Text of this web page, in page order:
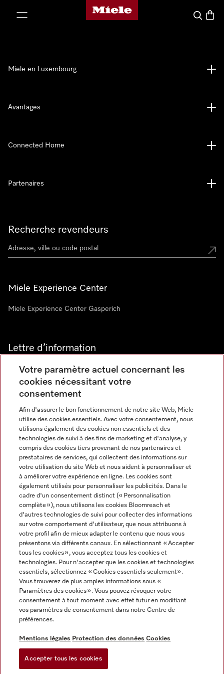
Page d'accueil de Miele
Panier
Recherche revendeurs
Miele Experience Center
Miele Experience Center Gasperich
Lettre d’information
Langue
FRANCAIS
Miele en Luxembourg
Avantages
Connected Home
Partenaires
Informations légales
CGV
Conditions d’utilisation
Déclaration d'accessibilité
Digital Services Act
Miele sur Instagram
Miele sur Youtube
Votre paramètre actuel concernant les
cookies nécessitant votre
consentement
Afin d'assurer le bon fonctionnement de notre site Web, Miele
utilise des cookies essentiels. Avec votre consentement, nous
utilisons également des cookies non essentiels et des
technologies de suivi à des fins de marketing et d'analyse, y
compris des cookies tiers provenant de nos partenaires et
prestataires de services, qui collectent des informations sur
votre utilisation du site Web et nous aident à personnaliser et
à améliorer votre expérience en ligne. Les cookies sont
également utilisés pour personnaliser les publicités. Dans le
cadre d'un consentement distinct (« Personnalisation
complète »), nous utilisons les cookies Bloomreach et
d'autres technologies de suivi pour collecter des informations
sur votre comportement d'utilisateur, que nous attribuons à
votre profil afin de mieux adapter le contenu que nous vous
présentons via différents canaux. En sélectionnant « Accepter
tous les cookies », vous acceptez tous les cookies et
technologies. Pour n'accepter que les cookies et technologies
essentiels, sélectionnez « Cookies essentiels seulement».
Vous trouverez de plus amples informations sous «
Paramètres des cookies ». Vous pouvez révoquer votre
consentement à tout moment avec effet futur en modifiant
vos paramètres de consentement dans notre Centre de
préférences.
Mentions légales Protection des données Cookies
Accepter tous les cookies